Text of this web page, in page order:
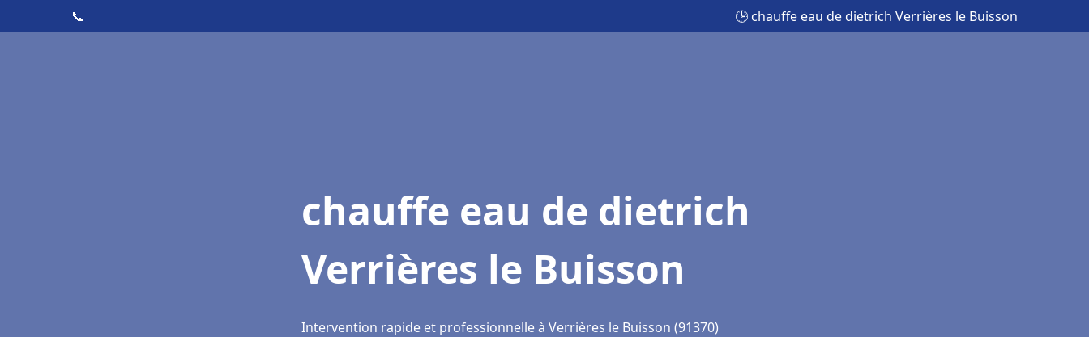
📞 🕒 chauffe eau de dietrich Verrières le Buisson
chauffe eau de dietrich
Verrières le Buisson
Intervention rapide et professionnelle à Verrières le Buisson (91370)